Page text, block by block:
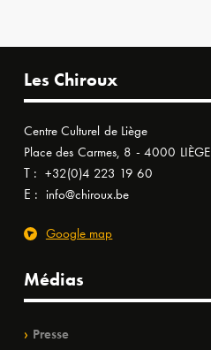
Les Chiroux
Centre Culturel de Liège
Place des Carmes, 8 - 4000 LIÈGE
T : +32(0)4 223 19 60
E : info@chiroux.be
Google map
Médias
Presse